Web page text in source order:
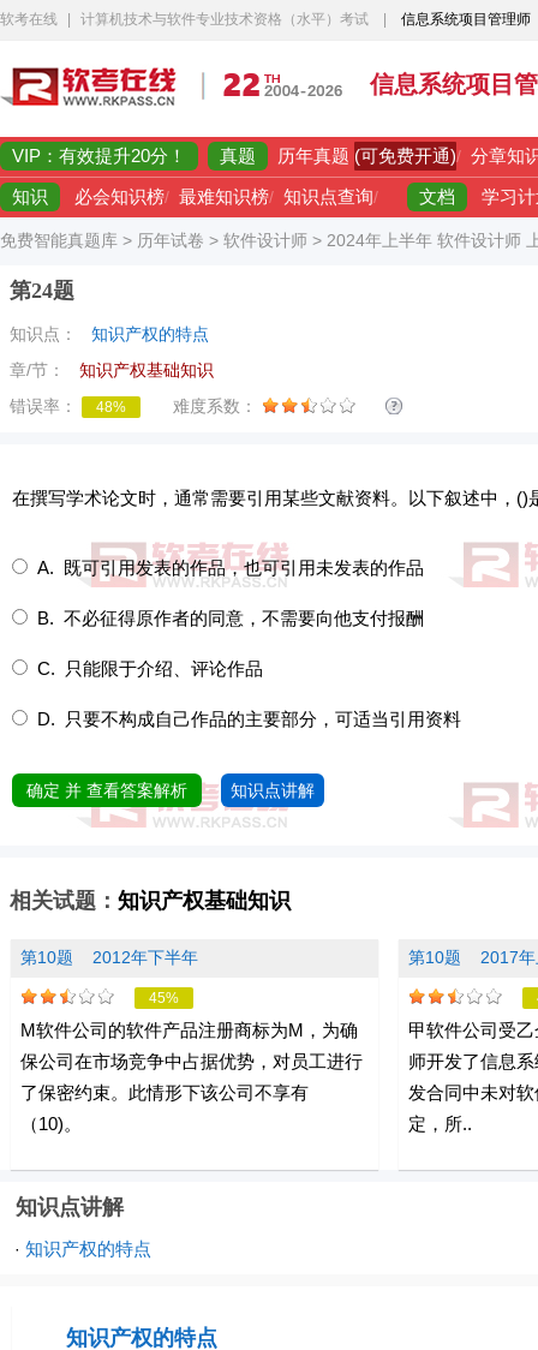
软考在线 计算机技术与软件专业技术资格（水平）考试 信息系统项目管理师
信息系统项目
VIP：有效提升20分！ 真题 历年真题 (可免费开通)/ 分章知
知识 必会知识榜/ 最难知识榜/ 知识点查询/ 文档 学习
免费智能真题库 > 历年试卷 > 软件设计师 > 2024年上半年 软件设计师
第24题
知识点：
知识产权的特点
章/节：
知识产权基础知识
错误率：
48% 难度系数：
在撰写学术论文时，通常需要引用某些文献资料。以下叙述中，()
A. 既可引用发表的作品，也可引用未发表的作品
B. 不必征得原作者的同意，不需要向他支付报酬
C. 只能限于介绍、评论作品
D. 只要不构成自己作品的主要部分，可适当引用资料
确定 并 查看答案解析 知识点讲解
相关试题： 知识产权基础知识
第10题 2012年下半年
45%
M软件公司的软件产品注册商标为M，为确
保公司在市场竞争中占据优势，对员工进行
了保密约束。此情形下该公司不享有
（10)。
第10题 2017
甲软件公司受
师开发了信息
发合同中未对
定，所..
知识点讲解
· 知识产权的特点
知识产权的特点